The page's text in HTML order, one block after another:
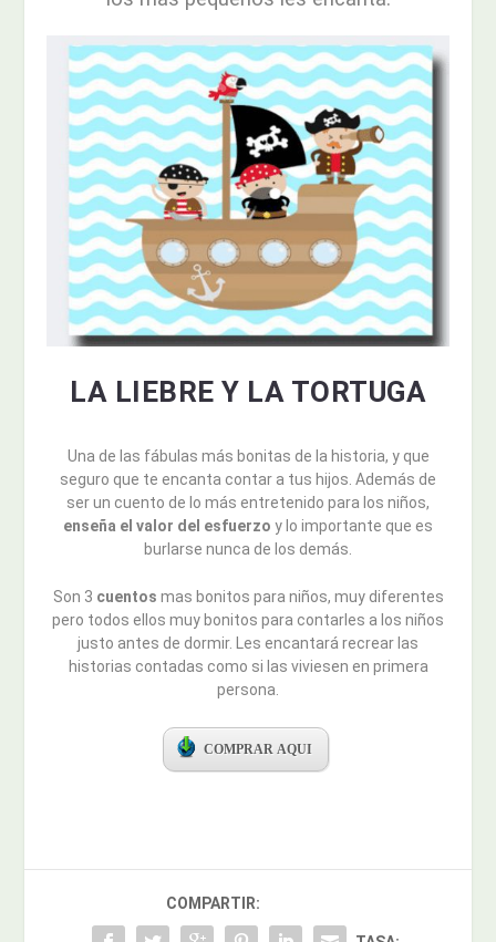
LA LIEBRE Y LA TORTUGA
Una de las fábulas más bonitas de la historia, y que
seguro que te encanta contar a tus hijos. Además de
ser un cuento de lo más entretenido para los niños,
enseña el valor del esfuerzo y lo importante que es
burlarse nunca de los demás.
Son 3 cuentos mas bonitos para niños, muy diferentes
pero todos ellos muy bonitos para contarles a los niños
justo antes de dormir. Les encantará recrear las
historias contadas como si las viviesen en primera
persona.
COMPRAR AQUI
COMPARTIR: